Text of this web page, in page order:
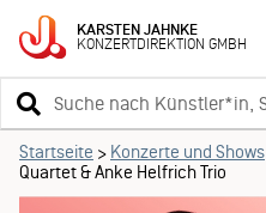
KARSTENJAHNKE
KONZERTDIREKTIONGMBH
Suchbegriff
eingeben
Startseite > Konzerte und Shows
Quartet & Anke Helfrich Trio